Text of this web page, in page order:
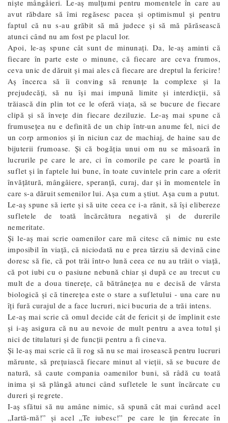
nişte mângâieri. Le-aş mulţumi pentru momentele în care au
avut răbdare să îmi regăsesc pacea şi optimismul și pentru
faptul că nu s-au grăbit să mă judece și să mă părăsească
atunci când nu am fost pe placul lor.
Apoi, le-aş spune cât sunt de minunaţi. Da, le-aş aminti că
fiecare în parte este o minune, că fiecare are ceva frumos,
ceva unic de dăruit și mai ales că fiecare are dreptul la fericire!
Aş încerca să îi conving să renunţe la complexe şi la
prejudecăţi, să nu îşi mai impună limite şi interdicţii, să
trăiască din plin tot ce le oferă viaţa, să se bucure de fiecare
clipă şi să înveţe din fiecare deziluzie. Le-aş mai spune că
frumuseţea nu e definită de un chip într-un anume fel, nici de
un corp armonios şi în niciun caz de machiaj, de haine sau de
bijuterii frumoase. Şi că bogăţia unui om nu se măsoară în
lucrurile pe care le are, ci în comorile pe care le poartă în
suflet şi în faptele lui bune, în toate cuvintele prin care a oferit
învăţătură, mângâiere, speranţă, curaj, dar şi în momentele în
care s-a dăruit semenilor lui. Aşa cum a ştiut. Aşa cum a putut.
Le-aș spune să ierte și să uite ceea ce i-a rănit, să își elibereze
sufletele de toată încărcătura negativă și de durerile
nemeritate.
Şi le-aş mai scrie oamenilor care mă citesc că nimic nu este
imposibil în viaţă, că niciodată nu e prea târziu să devină cine
doresc să fie, că pot trăi într-o lună ceea ce nu au trăit o viaţă,
că pot iubi cu o pasiune nebună chiar şi după ce au trecut cu
mult de a doua tinereţe, că bătrâneţea nu e decisă de vârsta
biologică şi că tinereţea este o stare a sufletului - una care nu
îţi fură curajul de a face lucruri, nici bucuria de a trăi intens.
Le-aş mai scrie că omul decide cât de fericit şi de împlinit este
şi i-aş asigura că nu au nevoie de mult pentru a avea totul şi
nici de titulaturi şi de funcţii pentru a fi cineva.
Şi le-aş mai scrie că îi rog să nu se mai irosească pentru lucruri
mărunte, să preţuiască fiecare minut al vieţii, să se bucure de
natură, să caute compania oamenilor buni, să râdă cu toată
inima şi să plângă atunci când sufletele le sunt încărcate cu
dureri şi regrete.
I-aş sfătui să nu amâne nimic, să spună cât mai curând acel
„Iartă-mă!” și acel „Te iubesc!” pe care le țin ferecate în